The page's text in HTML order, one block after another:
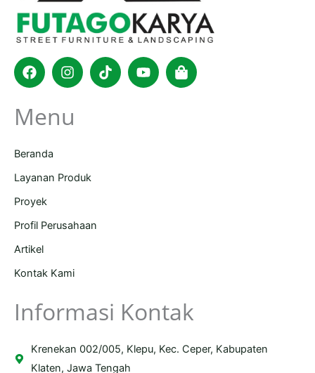
FacebookInstagram
TiktokYoutubeShopping-
bag
Menu
Beranda
Layanan Produk
Proyek
Profil Perusahaan
Artikel
Kontak Kami
Informasi Kontak
Krenekan 002/005, Klepu, Kec. Ceper, Kabupaten
Klaten, Jawa Tengah